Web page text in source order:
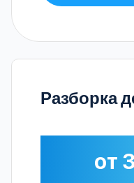
Разборка
от